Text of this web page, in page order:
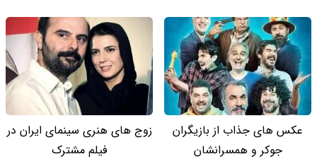
عکس های جذاب از بازیگران
جوکر و همسرانشان
زوج های هنری سینمای ایران در
فیلم مشترک